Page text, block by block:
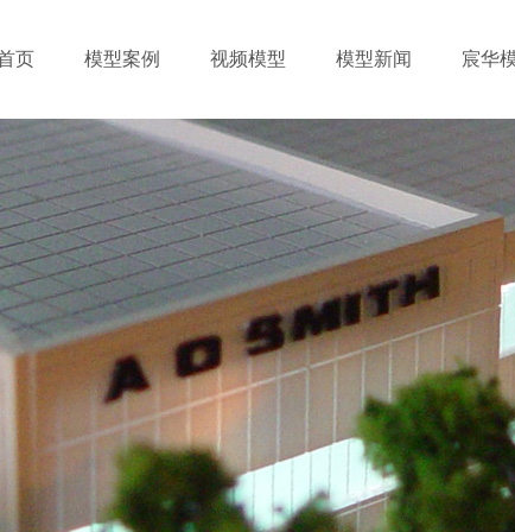
页 模型案例 视频模型 模型新闻 宸华